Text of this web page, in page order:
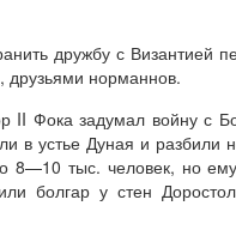
дружбу с Византией
друзьями норманнов.
II Фока задумал войну с
в устье Дуная и
8—10 тыс. человек, но
болгар у стен